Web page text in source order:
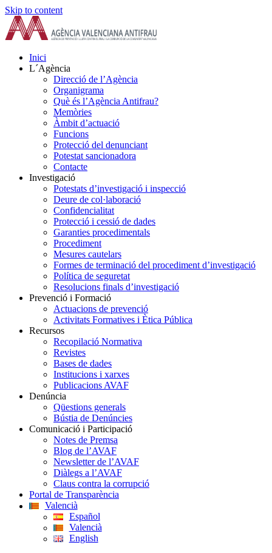
Skip to content
Inici
L´Agència
Direcció de l’Agència
Organigrama
Què és l’Agència Antifrau?
Memòries
Àmbit d’actuació
Funcions
Protecció del denunciant
Potestat sancionadora
Contacte
Investigació
Potestats d’investigació i inspecció
Deure de col·laboració
Confidencialitat
Protecció i cessió de dades
Garanties procedimentals
Procediment
Mesures cautelars
Formes de terminació del procediment d’investigació
Política de seguretat
Resolucions finals d’investigació
Prevenció i Formació
Actuacions de prevenció
Activitats Formatives i Ètica Pública
Recursos
Recopilació Normativa
Revistes
Bases de dades
Institucions i xarxes
Publicacions AVAF
Denúncia
Qüestions generals
Bústia de Denúncies
Comunicació i Participació
Notes de Premsa
Blog de l’AVAF
Newsletter de l’AVAF
Diàlegs a l’AVAF
Claus contra la corrupció
Portal de Transparència
Valencià
Español
Valencià
English